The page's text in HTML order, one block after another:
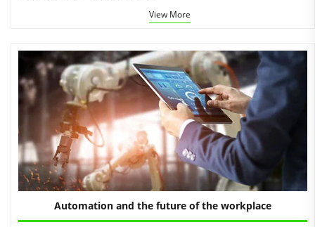
View More
Automation and the future of the workplace